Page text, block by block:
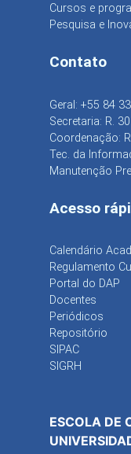
Cursos e
Pesquisa e
Contato
Geral: +55 84
Secretaria: R.
Coordenação:
Tec. da
Manutenção
Acesso
Calendário
Regulamento
Portal do DAP
Docentes
Periódicos
Repositório
SIPAC
SIGRH
ESCOLA DE